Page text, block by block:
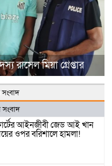
রাসেল মিয়া গ্রেপ্তার
সংবাদ
সংবাদ
আইনজীবী জেড আই খান
ওপর বরিশালে হামলা!